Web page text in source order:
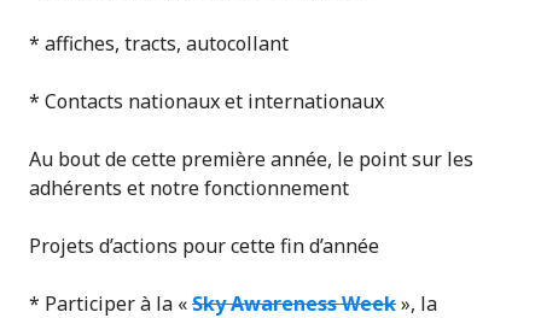
* affiches, tracts, autocollant
* Contacts nationaux et internationaux
Au bout de cette première année, le point sur les
adhérents et notre fonctionnement
Projets d’actions pour cette fin d’année
* Participer à la «Sky Awareness Week», la